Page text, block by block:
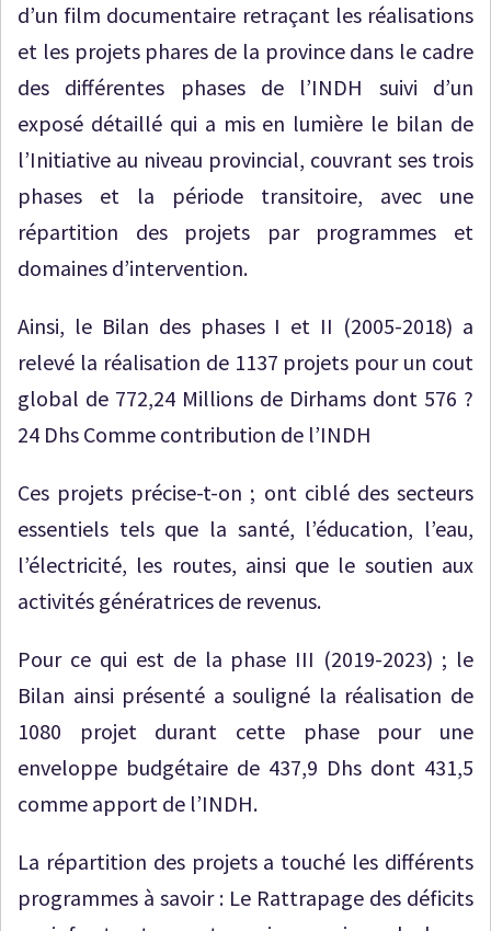
d’un film documentaire retraçant les réalisations
et les projets phares de la province dans le cadre
des différentes phases de l’INDH suivi d’un
exposé détaillé qui a mis en lumière le bilan de
l’Initiative au niveau provincial, couvrant ses trois
phases et la période transitoire, avec une
répartition des projets par programmes et
domaines d’intervention.
Ainsi, le Bilan des phases I et II (2005-2018) a
relevé la réalisation de 1137 projets pour un cout
global de 772,24 Millions de Dirhams dont 576 ?
24 Dhs Comme contribution de l’INDH
Ces projets précise-t-on ; ont ciblé des secteurs
essentiels tels que la santé, l’éducation, l’eau,
l’électricité, les routes, ainsi que le soutien aux
activités génératrices de revenus.
Pour ce qui est de la phase III (2019-2023) ; le
Bilan ainsi présenté a souligné la réalisation de
1080 projet durant cette phase pour une
enveloppe budgétaire de 437,9 Dhs dont 431,5
comme apport de l’INDH.
La répartition des projets a touché les différents
programmes à savoir : Le Rattrapage des déficits